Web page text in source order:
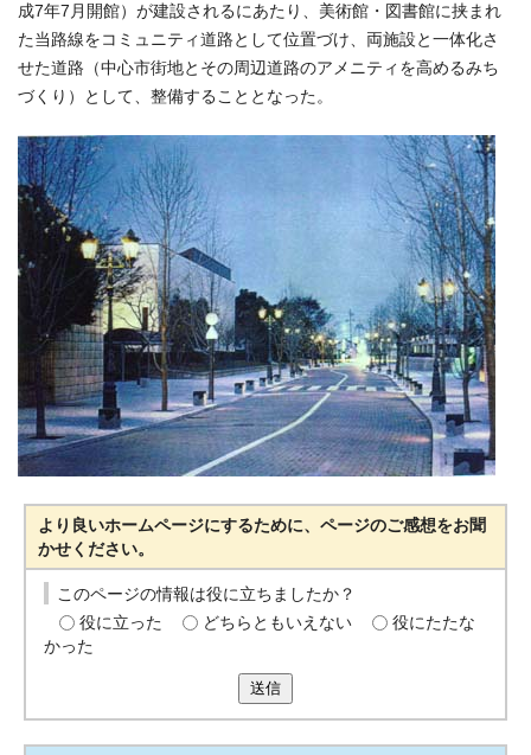
成7年7月開館）が建設されるにあたり、美術館・図書館に挟まれ
た当路線をコミュニティ道路として位置づけ、両施設と一体化さ
せた道路（中心市街地とその周辺道路のアメニティを高めるみち
づくり）として、整備することとなった。
より良いホームページにするために、ページのご感想をお聞
かせください。
このページの情報は役に立ちましたか？
役に立った
どちらともいえない
役にたたな
かった
送信